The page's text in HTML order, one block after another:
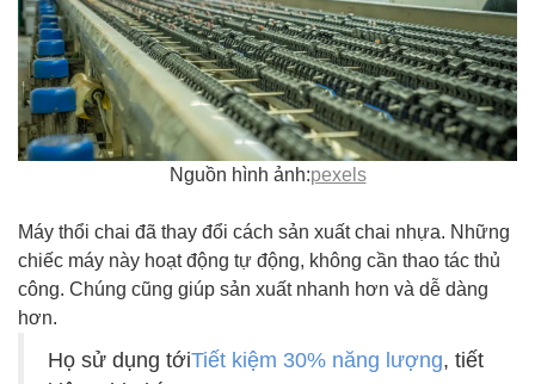
Nguồn hình ảnh:pexels
Máy thổi chai đã thay đổi cách sản xuất chai nhựa. Những
chiếc máy này hoạt động tự động, không cần thao tác thủ
công. Chúng cũng giúp sản xuất nhanh hơn và dễ dàng
hơn.
Họ sử dụng tớiTiết kiệm 30% năng lượng, tiết